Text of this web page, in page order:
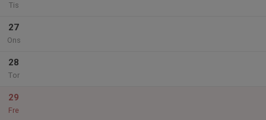
Tis
27
Ons
28
Tor
29
Fre